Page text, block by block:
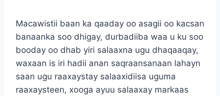
Macawistii baan ka qaaday oo asagii oo kacsan
banaanka soo dhigay, durbadiiba waa u ku soo
booday oo dhab yiri salaaxna ugu dhaqaaqay,
waxaan is iri hadii anan saqraansanaan lahayn
saan ugu raaxaystay salaaxidiisa uguma
raaxaysteen, xooga ayuu salaaxay markaas